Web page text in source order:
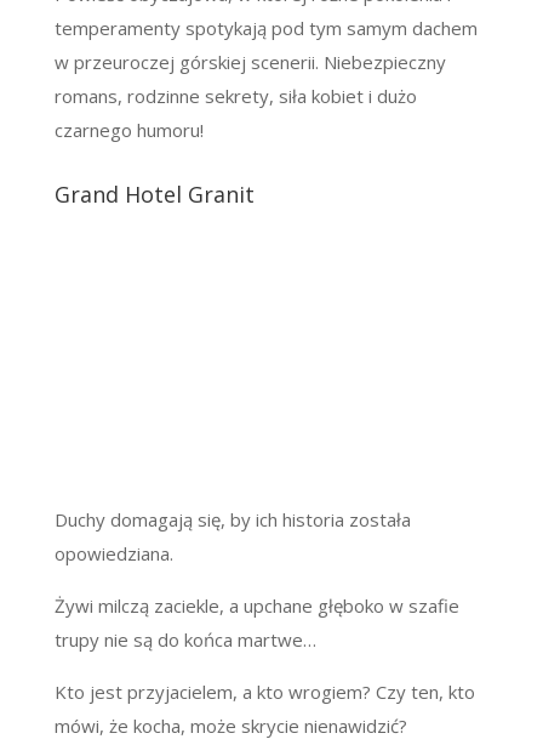
temperamenty spotykają pod tym samym dachem
w przeuroczej górskiej scenerii. Niebezpieczny
romans, rodzinne sekrety, siła kobiet i dużo
czarnego humoru!
Grand Hotel Granit
Duchy domagają się, by ich historia została
opowiedziana.
Żywi milczą zaciekle, a upchane głęboko w szafie
trupy nie są do końca martwe…
Kto jest przyjacielem, a kto wrogiem? Czy ten, kto
mówi, że kocha, może skrycie nienawidzić?